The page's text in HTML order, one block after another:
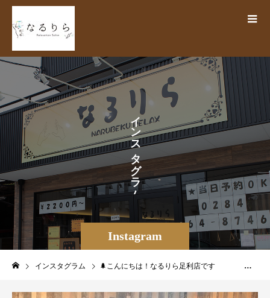
Instagram
イ
ン
ス
タ
グ
ラ
ム
インスタグラム 🌲こんにちは！なるりら足利店です 本日７月7日は七夕です織姫と彦星の伝説や笹飾りなど日本の伝統的行事として昔から親しまれてきました七夕の料理を食べたり…短冊に願いごとを書いたり…各地で七夕まつりが開催されるなどイベントが沢山あるとなんだかワクワクしますねですが！本日は大変気温が高く地域によっては40℃近い所もあるそうなので皆様、熱中症にはお気をつけ下さい♪ 本日も通常通り営業しております！当日のご予約や即時予約も可能です‍♀️当店、お得なクーポンも多数掲載中ですので気になる方は是非ご覧下さい♪スタッフ一同心よりご来店をお待ちしております 〜〜〜〜〜出勤情報＆空き情報〜〜〜〜〜〜7/7(日)ふかわ・さわだ・はなやま・すずきゆうき・かわしま・ますだ・さかもと（出勤順）ご案内18:00〜24:00 ペア👥18:00〜22:007/8(月)いとう・かたおか・さわだはなやま・ふかわ（出勤順）ご案内全時間受付中 👥ペア・複数名歓迎◎＝＝＝＝＝＝＝＝＝＝＝＝＝＝＝＝＝＝＝＝＝＝【リラクゼーションサロン なるりら】栃木県足利市田中町783-2 KSB3🛜https://www.narurira.jp️0284-64-8746️公式LINE検索ID【@270tecfq】#なるりら #narurira #リラク #リラクゼーションサロン #マッサージ#七夕 #夏バテ#リフレッシュ#快眠 #浮腫改善 #肩こり解消 #足ツボ #血流促進 #免疫力向上 #筋膜リリース #揉みほぐし #リンパマッサージ #ヘッドマッサージ #オイルマッサージ #足利 #栃木 #ashikaga #足利市 #栃木県足利市 #足利もみほぐし #足利サロン #自律神経#肩首#オプション多数#当日予約ok – from Instagram